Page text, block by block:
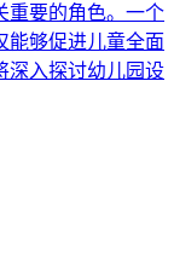
重要的角色。一个
能够促进儿童全面
深入探讨幼儿园设